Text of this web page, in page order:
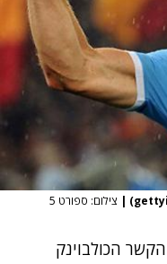
| צילום: ספורט 5
הכולבוינק